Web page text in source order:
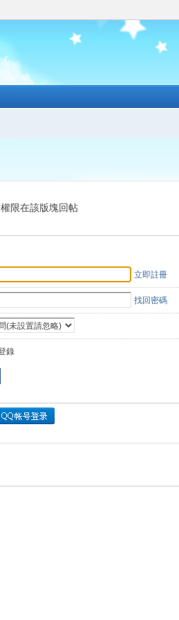
限在該版塊回帖
立即註冊
找回密碼
錄